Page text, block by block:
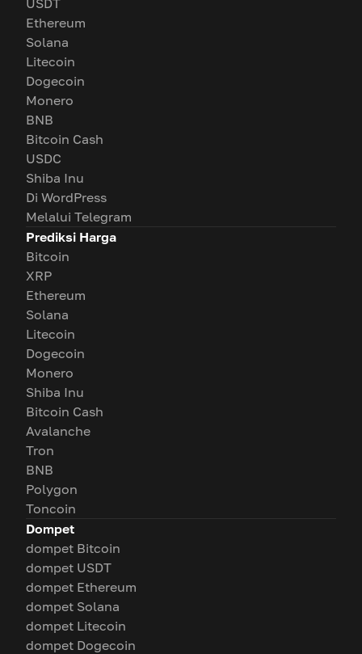
Ethereum
Solana
Litecoin
Dogecoin
Monero
BNB
Bitcoin Cash
USDC
Shiba Inu
Di WordPress
Melalui Telegram
Prediksi Harga
Bitcoin
XRP
Ethereum
Solana
Litecoin
Dogecoin
Monero
Shiba Inu
Bitcoin Cash
Avalanche
Tron
BNB
Polygon
Toncoin
Dompet
dompet Bitcoin
dompet USDT
dompet Ethereum
dompet Solana
dompet Litecoin
dompet Dogecoin